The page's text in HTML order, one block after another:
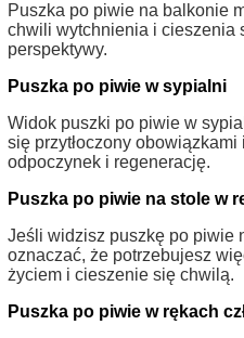
Puszka po piwie na balkonie
chwili wytchnienia i cieszenia
perspektywy.
Puszka po piwie w sypialni
Widok puszki po piwie w
się przytłoczony
odpoczynek i regenerację.
Puszka po piwie na stole w
Jeśli widzisz puszkę po piwie
oznaczać, że potrzebujesz
życiem i cieszenie się chwilą.
Puszka po piwie w rękach